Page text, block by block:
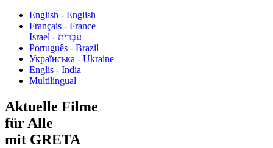
English - English
Français - France
עִבְרִית - Israel
Português - Brazil
Українська - Ukraine
Englis - India
Multilingual
Aktuelle Filme
für Alle
mit GRETA